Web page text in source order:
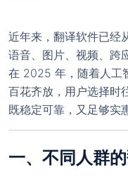
近年来，翻译软件已经
语音、图片、视频、跨
在 2025 年，随着人工
百花齐放，用户选择时
既稳定可靠，又足够实
一、不同人群